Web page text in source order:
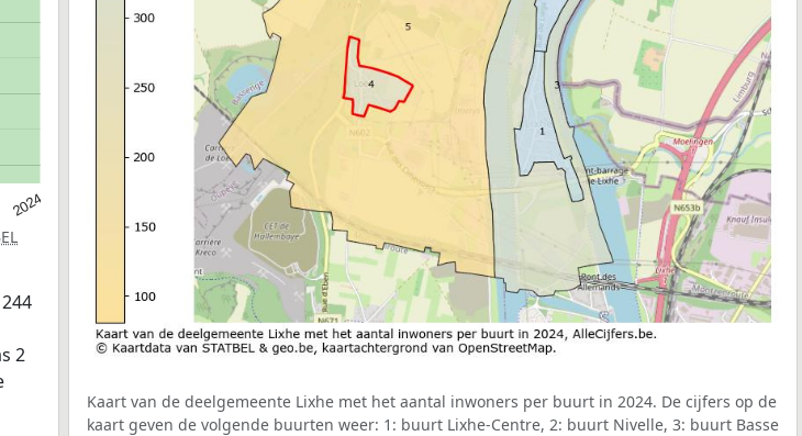
2024
2
Kaart van de deelgemeente Lixhe met het aantal inwoners per buurt in 2024. De cijfers op de
kaart geven de volgende buurten weer: 1: buurt Lixhe-Centre, 2: buurt Nivelle, 3: buurt Basse